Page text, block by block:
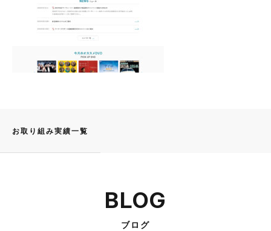
お取り組み実績一覧
BLOG
ブログ